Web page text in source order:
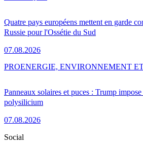
Quatre pays européens mettent en garde
Russie pour l'Ossétie du Sud
07.08.2026
Panneaux solaires et puces : Trump
polysilicium
07.08.2026
PROENERGIE, ENVIRONNEMENT
Social